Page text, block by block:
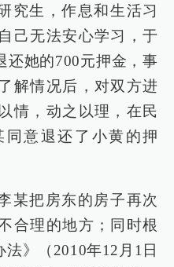
究生，作息和生活习
己无法安心学习，于
还她的700元押金，事
解情况后，对双方进
情，动之以理，在民
意退还了小黄的押
某把房东的房子再次
合理的地方；同时根
》（2010年12月1日